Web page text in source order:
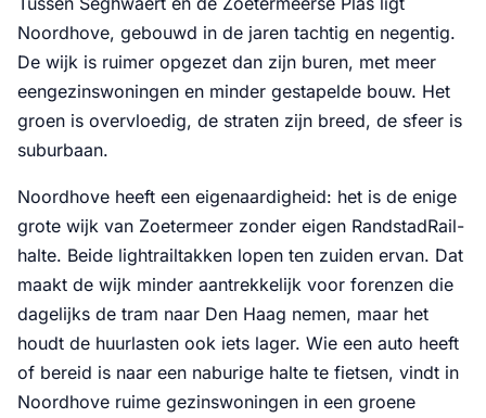
Noordhove, gebouwd in de jaren tachtig en negentig.
De wijk is ruimer opgezet dan zijn buren, met meer
eengezinswoningen en minder gestapelde bouw. Het
groen is overvloedig, de straten zijn breed, de sfeer is
suburbaan.
Noordhove heeft een eigenaardigheid: het is de enige
grote wijk van Zoetermeer zonder eigen RandstadRail-
halte. Beide lightrailtakken lopen ten zuiden ervan. Dat
maakt de wijk minder aantrekkelijk voor forenzen die
dagelijks de tram naar Den Haag nemen, maar het
houdt de huurlasten ook iets lager. Wie een auto heeft
of bereid is naar een naburige halte te fietsen, vindt in
Noordhove ruime gezinswoningen in een groene